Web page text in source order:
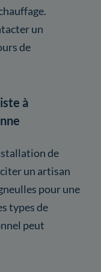
un
de
à
de
un artisan
pour une
types de
peut